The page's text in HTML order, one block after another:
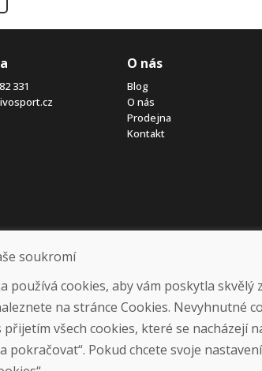
331
O nás
Blog
O nás
Prodejna
Kontakt
soukromí
používá cookies, aby vám poskytla skvělý
na stránce Cookies. Nevyhnutné
přijetím všech cookies, které se nacházejí
pokračovat“. Pokud chcete svoje